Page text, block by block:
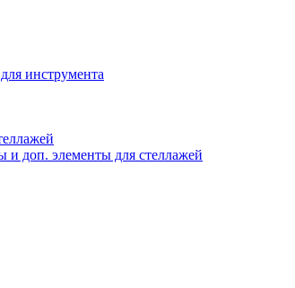
инструмента
и доп. элементы для стеллажей